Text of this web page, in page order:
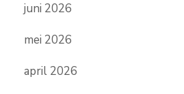
juni 2026
mei 2026
april 2026